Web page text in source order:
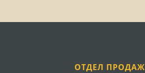
ОТДЕЛ ПРОДАЖ